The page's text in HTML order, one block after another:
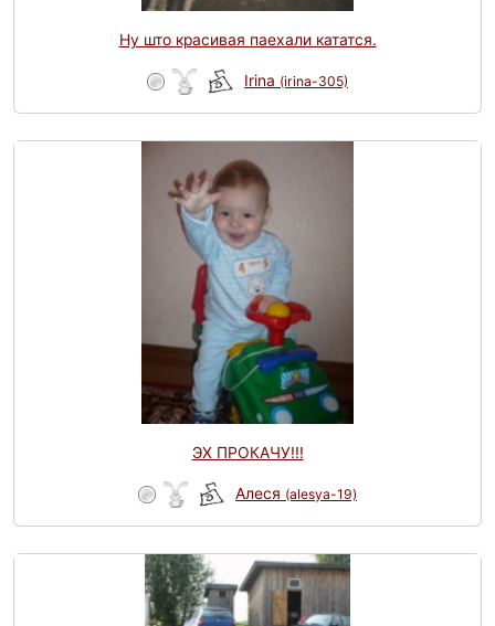
Ну што красивая паехали кататся.
Irina (irina-305)
ЭХ ПРОКАЧУ!!!
Алеся (alesya-19)